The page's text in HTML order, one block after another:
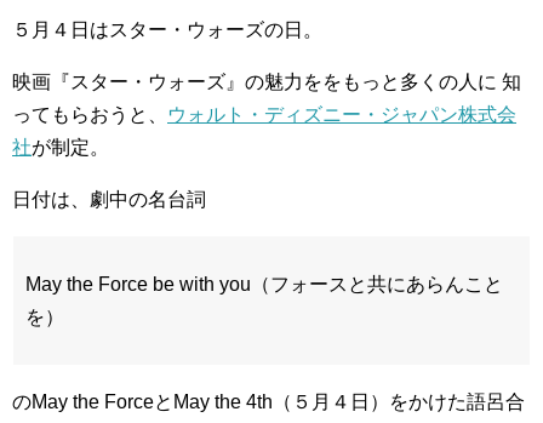
５月４日はスター・ウォーズの日。
映画『スター・ウォーズ』の魅力ををもっと多くの人に 知
ってもらおうと、
ウォルト・ディズニー・ジャパン株式会
社が制定。
日付は、劇中の名台詞
May the Force be with you（フォースと共にあらんこと
を）
のMay the ForceとMay the 4th（５月４日）をかけた語呂合